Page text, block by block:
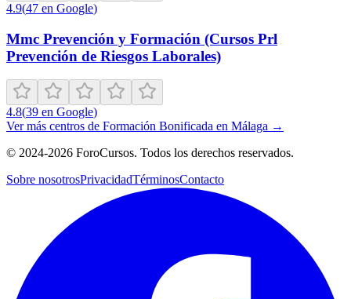
4.9(47 en Google)
Mmc Prevención y Formación (Cursos Prl
Prevención de Riesgos Laborales)
4.8(39 en Google)
Ver más centros de Formación Bonificada en Málaga →
© 2024-2026 ForoCursos. Todos los derechos reservados.
Sobre nosotrosPrivacidadTérminosContacto